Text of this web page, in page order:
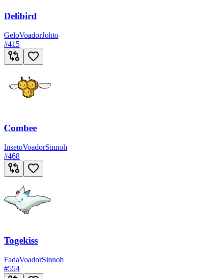
Delibird
GeloVoadorJohto
#415
Combee
InsetoVoadorSinnoh
#468
Togekiss
FadaVoadorSinnoh
#554